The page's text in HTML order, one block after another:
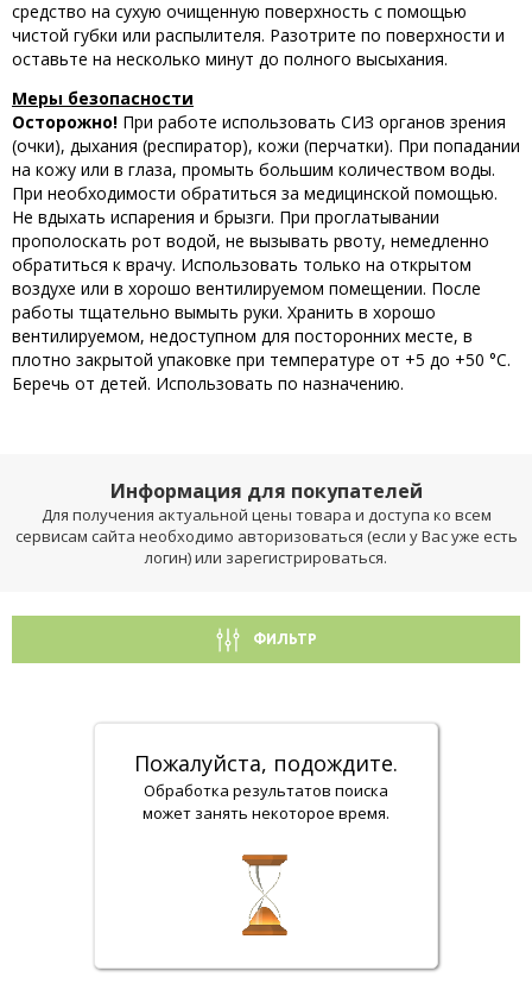
средство на сухую очищенную поверхность с помощью
чистой губки или распылителя. Разотрите по поверхности и
оставьте на несколько минут до полного высыхания.
Меры безопасности
Осторожно! При работе использовать СИЗ органов зрения
(очки), дыхания (респиратор), кожи (перчатки). При попадании
на кожу или в глаза, промыть большим количеством воды.
При необходимости обратиться за медицинской помощью.
Не вдыхать испарения и брызги. При проглатывании
прополоскать рот водой, не вызывать рвоту, немедленно
обратиться к врачу. Использовать только на открытом
воздухе или в хорошо вентилируемом помещении. После
работы тщательно вымыть руки. Хранить в хорошо
вентилируемом, недоступном для посторонних месте, в
плотно закрытой упаковке при температуре от +5 до +50 °С.
Беречь от детей. Использовать по назначению.
Информация для покупателей
Для получения актуальной цены товара и доступа ко всем
сервисам сайта необходимо авторизоваться (если у Вас уже есть
логин) или зарегистрироваться.
ФИЛЬТР
Пожалуйста, подождите.
Обработка результатов поиска
может занять некоторое время.